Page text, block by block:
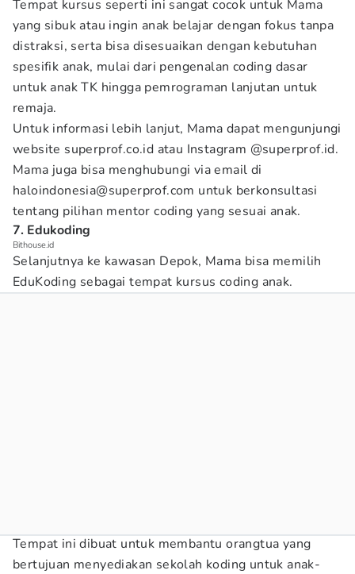
Tempat kursus seperti ini sangat cocok untuk Mama
yang sibuk atau ingin anak belajar dengan fokus tanpa
distraksi, serta bisa disesuaikan dengan kebutuhan
spesifik anak, mulai dari pengenalan coding dasar
untuk anak TK hingga pemrograman lanjutan untuk
remaja.
Untuk informasi lebih lanjut, Mama dapat mengunjungi
website superprof.co.id atau Instagram @superprof.id.
Mama juga bisa menghubungi via email di
haloindonesia@superprof.com untuk berkonsultasi
tentang pilihan mentor coding yang sesuai anak.
7. Edukoding
Bithouse.id
Selanjutnya ke kawasan Depok, Mama bisa memilih
EduKoding sebagai tempat kursus coding anak.
Tempat ini dibuat untuk membantu orangtua yang
bertujuan menyediakan sekolah koding untuk anak-